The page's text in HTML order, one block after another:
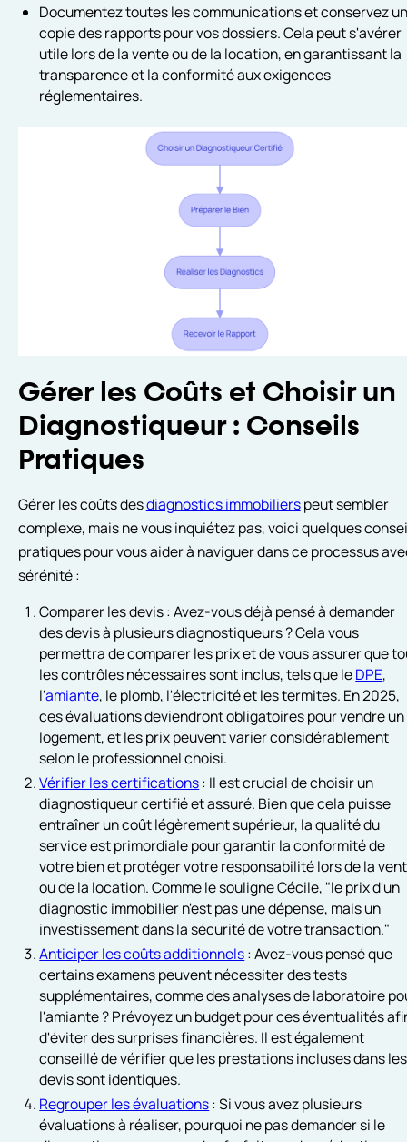
Documentez toutes les communications et conservez
copie des rapports pour vos dossiers. Cela peut s'avérer
utile lors de la vente ou de la location, en garantissant la
transparence et la conformité aux exigences
réglementaires.
Gérer les Coûts et Choisir un
Diagnostiqueur : Conseils
Pratiques
Gérer les coûts desdiagnostics immobilierspeut sembler
complexe, mais ne vous inquiétez pas, voici quelques
pratiques pour vous aider à naviguer dans ce processus
sérénité :
Comparer les devis : Avez-vous déjà pensé à demander
des devis à plusieurs diagnostiqueurs ? Cela vous
permettra de comparer les prix et de vous assurer que
les contrôles nécessaires sont inclus, tels que leDPE,
l'amiante, le plomb, l'électricité et les termites. En 2025,
ces évaluations deviendront obligatoires pour vendre un
logement, et les prix peuvent varier considérablement
selon le professionnel choisi.
Vérifier les certifications: Il est crucial de choisir un
diagnostiqueur certifié et assuré. Bien que cela puisse
entraîner un coût légèrement supérieur, la qualité du
service est primordiale pour garantir la conformité de
votre bien et protéger votre responsabilité lors de la
ou de la location. Comme le souligne Cécile, "le prix d'un
diagnostic immobilier n'est pas une dépense, mais un
investissement dans la sécurité de votre transaction."
Anticiper les coûts additionnels: Avez-vous pensé que
certains examens peuvent nécessiter des tests
supplémentaires, comme des analyses de laboratoire
l'amiante ? Prévoyez un budget pour ces éventualités
d'éviter des surprises financières. Il est également
conseillé de vérifier que les prestations incluses dans les
devis sont identiques.
Regrouper les évaluations: Si vous avez plusieurs
évaluations à réaliser, pourquoi ne pas demander si le